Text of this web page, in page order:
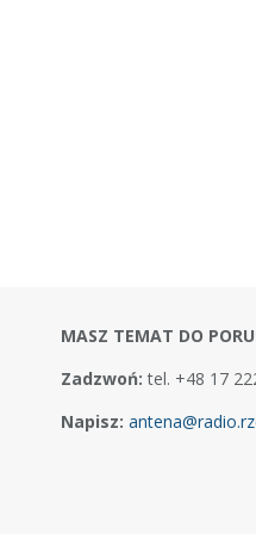
MASZ TEMAT DO
Zadzwoń: tel. +48 17
Napisz: